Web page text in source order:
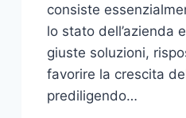
consiste
lo stato dell’azienda
giuste soluzioni,
favorire la crescita
prediligendo…